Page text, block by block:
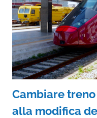
Cambiare
alla modifica